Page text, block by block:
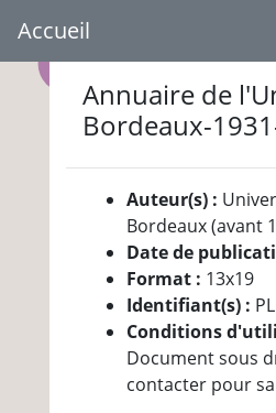
Accueil
Annuaire de
Bordeaux-
Auteur(s) :
Bordeaux (avant
Date de
Format : 13x19
Identifiant(s) :
Conditions
Document sous
contacter pour